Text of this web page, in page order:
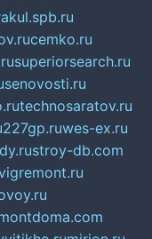
cemko.ru
superiorsearch.ru
senovosti.ru
technosaratov.ru
227gp.ruwes-ex.ru
stroy-db.com